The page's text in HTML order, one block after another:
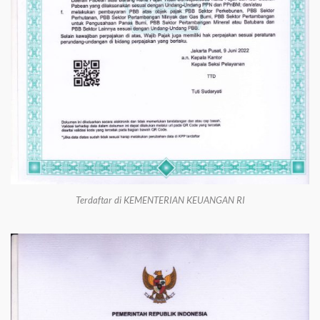
Terdaftar di KEMENTERIAN KEUANGAN RI